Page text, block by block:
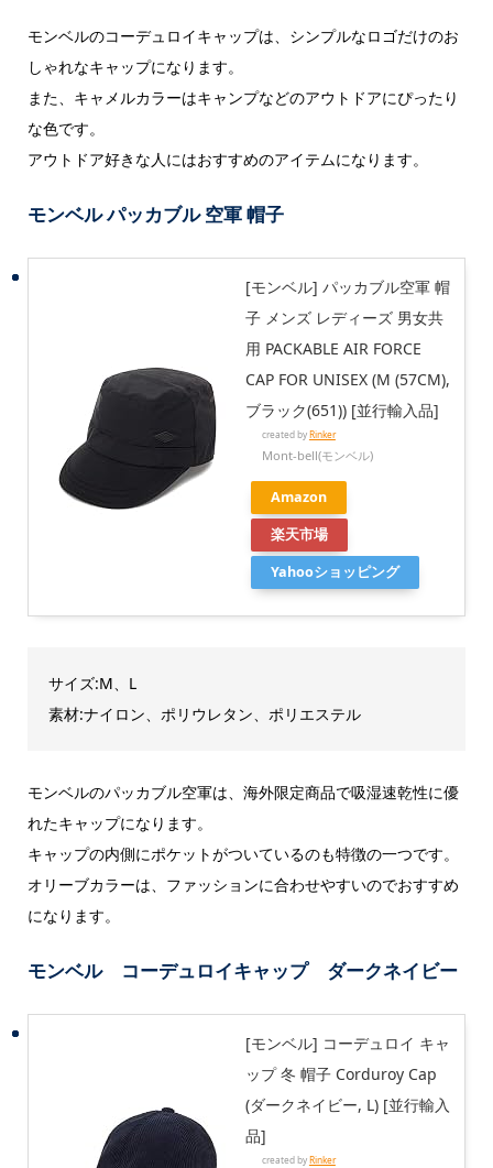
モンベルのコーデュロイキャップは、シンプルなロゴだけのお
しゃれなキャップになります。
また、キャメルカラーはキャンプなどのアウトドアにぴったり
な色です。
アウトドア好きな人にはおすすめのアイテムになります。
モンベル パッカブル 空軍 帽子
[モンベル] パッカブル空軍 帽
子 メンズ レディーズ 男女共
用 PACKABLE AIR FORCE
CAP FOR UNISEX (M (57CM),
ブラック(651)) [並行輸入品]
created byRinker
Mont-bell(モンベル)
Amazon
楽天市場
Yahooショッピング
サイズ:M、L
素材:ナイロン、ポリウレタン、ポリエステル
モンベルのパッカブル空軍は、海外限定商品で吸湿速乾性に優
れたキャップになります。
キャップの内側にポケットがついているのも特徴の一つです。
オリーブカラーは、ファッションに合わせやすいのでおすすめ
になります。
モンベル コーデュロイキャップ ダークネイビー
[モンベル] コーデュロイ キャ
ップ 冬 帽子 Corduroy Cap
(ダークネイビー, L) [並行輸入
品]
created byRinker